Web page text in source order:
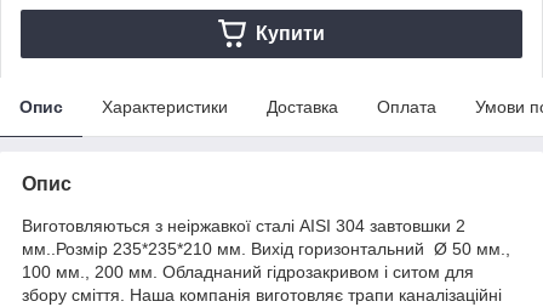
Купити
Опис Характеристики Доставка Оплата Умови
Опис
Виготовляються з неіржавкої сталі AISI 304 завтовшки 2
мм..Розмір 235*235*210 мм. Вихід горизонтальний Ø 50 мм.,
100 мм., 200 мм. Обладнаний гідрозакривом і ситом для
збору сміття. Наша компанія виготовляє трапи каналізаційні